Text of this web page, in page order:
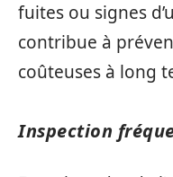
fuites ou signes
contribue à
coûteuses à long
Inspection